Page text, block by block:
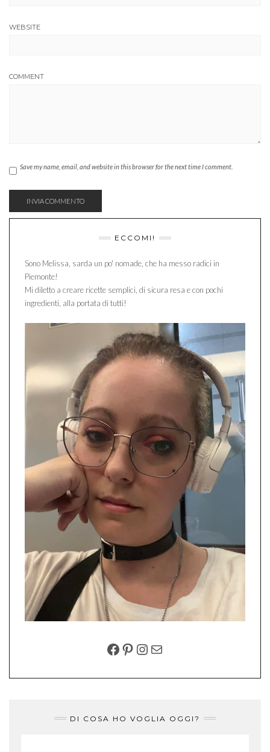
WEBSITE
COMMENT
Save my name, email, and website in this browser for the next time I comment.
ECCOMI!
Sono Melissa, sarda un po' nomade, che ha messo radici in
Piemonte!
Mi diletto a creare ricette semplici, di sicura resa e con pochi
ingredienti, alla portata di tutti!
FACEBOOK
PINTEREST
INSTAGRAM
EMAIL
DI COSA HO VOGLIA OGGI?